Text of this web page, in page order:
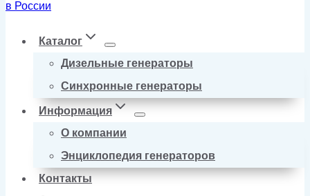
Каталог
Дизельные генераторы
Синхронные генераторы
Информация
О компании
Энциклопедия генераторов
Контакты